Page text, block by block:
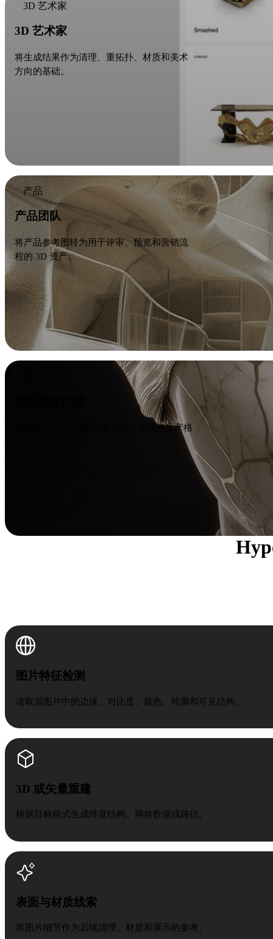
3D 艺术家
3D 艺术家
将生成结果作为清理、重拓扑、材质和美术
方向的基础。
产品
产品团队
将产品参考图转为用于评审、预览和营销流
程的 3D 资产。
将草图、Logo 和视觉概念转入实用的生产格
图片特征检测
读取源图片中的边缘、对比度、颜色、轮廓和可见结构。
3D 或矢量重建
根据目标格式生成维度结构、网格数据或路径。
表面与材质线索
将图片细节作为后续清理、材质和展示的参考。